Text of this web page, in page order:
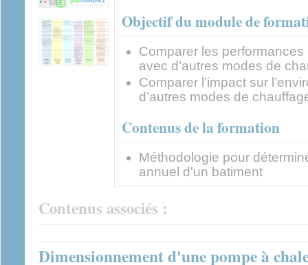
Objectif du module de
Comparer les
avec d’autres modes de
Comparer l’impact sur
d’autres modes de
Contenus de la formation
Méthodologie pour
annuel d'un batiment
Contenus associés :
Dimensionnement d'une pompe à